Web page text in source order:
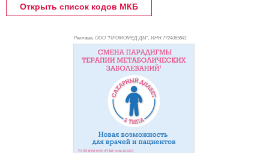
Открыть список кодов МКБ
Реклама. ООО "ПРОМОМЕД ДМ", ИНН 7724365841